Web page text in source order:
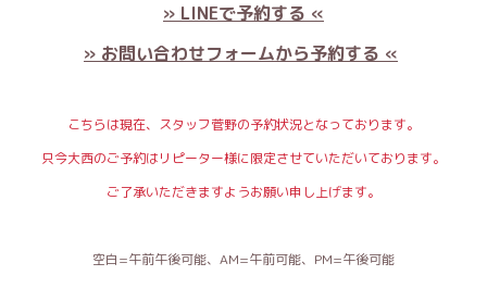
» LINEで予約する «
» お問い合わせフォームから予約する «
こちらは現在、スタッフ菅野の予約状況となっております。
只今大西のご予約はリピーター様に限定させていただいております。
ご了承いただきますようお願い申し上げます。
空白=午前午後可能、AM=午前可能、PM=午後可能